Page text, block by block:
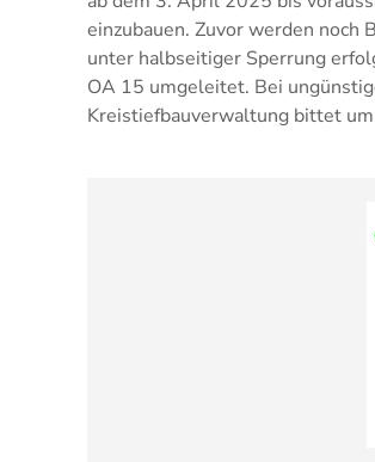
einzubauen. Zuvor werden noch
unter halbseitiger Sperrung
OA 15 umgeleitet. Bei
Kreistiefbauverwaltung bittet